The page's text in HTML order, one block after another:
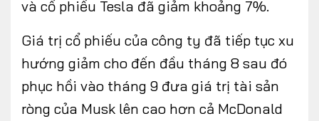
và cổ phiếu Tesla đã giảm khoảng 7%.
Giá trị cổ phiếu của công ty đã tiếp tục xu
hướng giảm cho đến đầu tháng 8 sau đó
phục hồi vào tháng 9 đưa giá trị tài sản
ròng của Musk lên cao hơn cả McDonald